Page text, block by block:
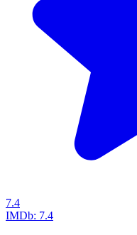
7.4
IMDb: 7.4